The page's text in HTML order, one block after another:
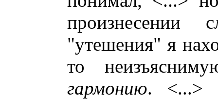
произнесении
"утешения" я
то
гармонию. <...>